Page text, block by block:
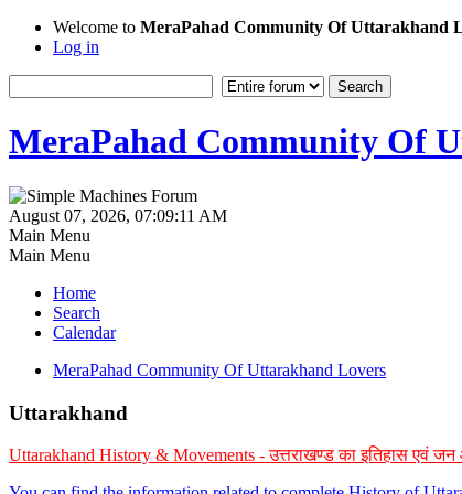
Welcome to MeraPahad Community Of Uttarakhand
Log in
MeraPahad Community Of
August 07, 2026, 07:09:11 AM
Main Menu
Main Menu
Home
Search
Calendar
MeraPahad Community Of Uttarakhand Lovers
Uttarakhand
Uttarakhand History & Movements - उत्तराखण्ड का इतिहास एवं